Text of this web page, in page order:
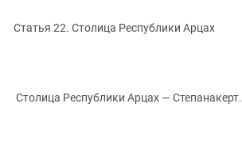
Статья 22. Столица Республики Арцах
Столица Республики Арцах — Степанакерт.